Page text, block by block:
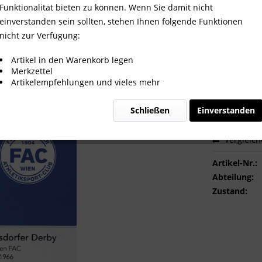
- Admira gegen FAC 1906
Sofort
Artikel-Nr.:
Abteilung:
Zustand:
Funktionalität bieten zu können. Wenn Sie damit nicht
einverstanden sein sollten, stehen Ihnen folgende Funktionen
nicht zur Verfügung:
Artikel in den Warenkorb legen
Merkzettel
Artikelempfehlungen und vieles mehr
Einverstanden
Schließen